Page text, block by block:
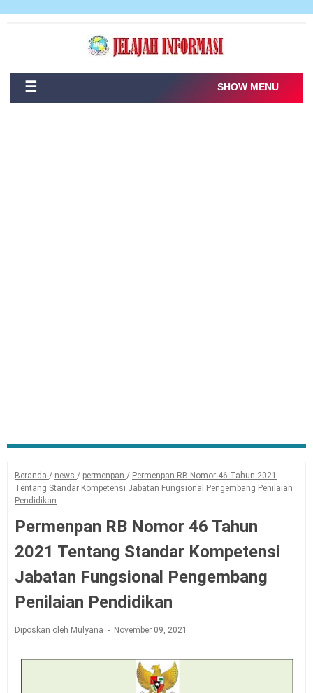
☰ SHOW MENU
Beranda / news / permenpan / Permenpan RB Nomor 46 Tahun 2021
Tentang Standar Kompetensi Jabatan Fungsional Pengembang Penilaian
Pendidikan
Permenpan RB Nomor 46 Tahun
2021 Tentang Standar Kompetensi
Jabatan Fungsional Pengembang
Penilaian Pendidikan
Diposkan oleh Mulyana November 09, 2021